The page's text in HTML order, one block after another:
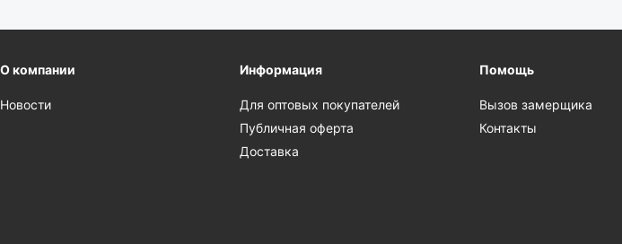
О компании
Новости
Информация
Для оптовых покупателей
Публичная оферта
Доставка
Помощь
Вызов замерщика
Контакты